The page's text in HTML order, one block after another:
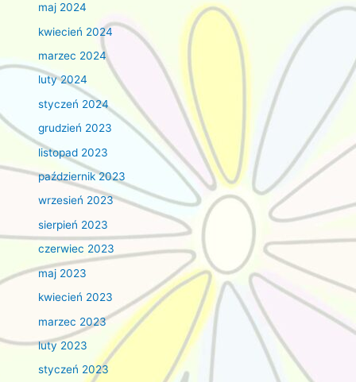
maj 2024
kwiecień 2024
marzec 2024
luty 2024
styczeń 2024
grudzień 2023
listopad 2023
październik 2023
wrzesień 2023
sierpień 2023
czerwiec 2023
maj 2023
kwiecień 2023
marzec 2023
luty 2023
styczeń 2023